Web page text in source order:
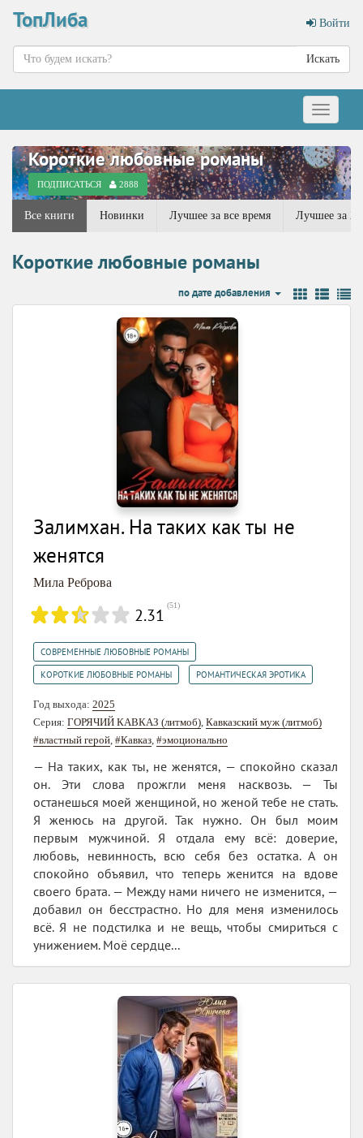
ТопЛиба Войти
Искать
Меню
Короткие любовные романы
ПОДПИСАТЬСЯ 2888
Все книги Новинки Лучшее за все время Лучшее за
Короткие любовные романы
по дате добавления
Залимхан. На таких как ты не
женятся
Мила Реброва
2.31 (51)
СОВРЕМЕННЫЕ ЛЮБОВНЫЕ РОМАНЫ
КОРОТКИЕ ЛЮБОВНЫЕ РОМАНЫ РОМАНТИЧЕСКАЯ ЭРОТИКА
Год выхода: 2025
Серия: ГОРЯЧИЙ КАВКАЗ (литмоб), Кавказский муж (литмоб)
#властный герой, #Кавказ, #эмоционально
— На таких, как ты, не женятся, — спокойно сказал
он. Эти слова прожгли меня насквозь. — Ты
останешься моей женщиной, но женой тебе не стать.
Я женюсь на другой. Так нужно. Он был моим
первым мужчиной. Я отдала ему всё: доверие,
любовь, невинность, всю себя без остатка. А он
спокойно объявил, что теперь женится на вдове
своего брата. — Между нами ничего не изменится, —
добавил он бесстрастно. Но для меня изменилось
всё. Я не подстилка и не вещь, чтобы смириться с
унижением. Моё сердце...